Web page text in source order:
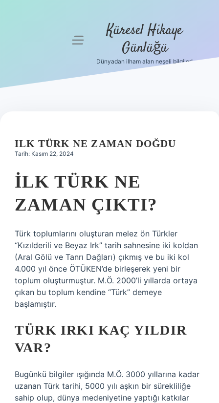
Hakkımızda
menüyü
Küresel Hikaye
Günlüğü
Dünyadan ilham alan neşeli bilgiler!
ILK TÜRK NE ZAMAN DOĞDU
Tarih: Kasım 22, 2024
İLK TÜRK NE
ZAMAN ÇIKTI?
Türk toplumlarını oluşturan melez ön Türkler
“Kızılderili ve Beyaz Irk” tarih sahnesine iki koldan
(Aral Gölü ve Tanrı Dağları) çıkmış ve bu iki kol
4.000 yıl önce ÖTÜKEN’de birleşerek yeni bir
toplum oluşturmuştur. M.Ö. 2000’li yıllarda ortaya
çıkan bu toplum kendine “Türk” demeye
başlamıştır.
TÜRK IRKI KAÇ YILDIR
VAR?
Bugünkü bilgiler ışığında M.Ö. 3000 yıllarına kadar
uzanan Türk tarihi, 5000 yılı aşkın bir sürekliliğe
sahip olup, dünya medeniyetine yaptığı katkılar